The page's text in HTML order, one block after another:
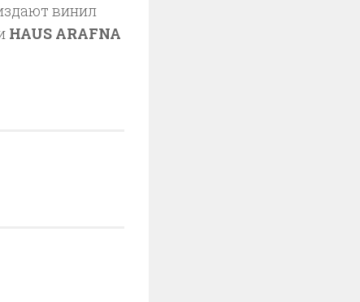
винил
HAUS ARAFNA